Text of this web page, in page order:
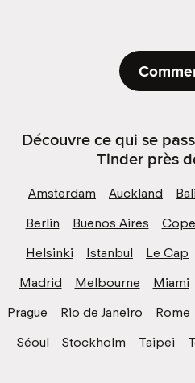
Découvre ce qui se
Tinder près
Amsterdam Auckland Bali
Berlin
Buenos Aires
Helsinki
Istanbul Le Cap
Madrid
Melbourne Miami
Prague
Rio de Janeiro Rome
Séoul
Stockholm Taipei